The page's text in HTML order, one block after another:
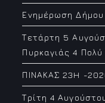
Ενημέρωση
Τετάρτη 5
Πυρκαγιάς 4 Πολύ
ΠΙΝΑΚΑΣ 23H -
Τρίτη 4